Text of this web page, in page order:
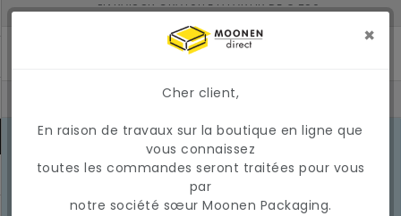
LIVRÉ À 2 JOURS SI COMMANDÉ AVANT 17H
MONTANT MINIMUM DE COMMANDE : 150 €
CONDITIONS DU MARCHÉ EN MARS
En raison des conditions actuelles
du marché, les prix et la
disponibilité peuvent varier
EN
SAVOIR
×
Cher client,
En raison de travaux sur la boutique en ligne que
vous connaissez
toutes les commandes seront traitées pour vous
par
notre société sœur Moonen Packaging.